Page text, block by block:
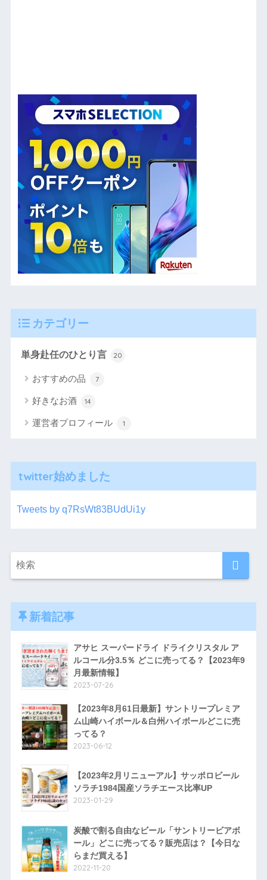
カテゴリー
単身赴任のひとり言 20
おすすめの品 7
好きなお酒 14
運営者プロフィール 1
twitter始めました
Tweets by q7RsWt83BUdUi1y
新着記事
アサヒ スーパードライ ドライクリスタル ア
ルコール分3.5％ どこに売ってる？【2023年9
月最新情報】
2023-07-26
【2023年8月61日最新】サントリープレミア
ム山崎ハイボール＆白州ハイボールどこに売
ってる？
2023-06-12
【2023年2月リニューアル】サッポロビール
ソラチ1984国産ソラチエース比率UP
2023-01-29
炭酸で割る自由なビール「サントリービアボ
ール」どこに売ってる？販売店は？【今日な
らまだ買える】
2022-11-20